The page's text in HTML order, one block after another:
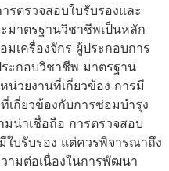
รตรวจสอบใบรับรองและ
มาตรฐานวิชาชีพเป็นหลัก
เครื่องจักร ผู้ประกอบการ
ะกอบวิชาชีพ มาตรฐาน
วยงานที่เกี่ยวข้อง การมี
เกี่ยวข้องกับการซ่อมบำรุง
น่าเชื่อถือ การตรวจสอบ
ใบรับรอง แต่ควรพิจารณาถึง
มต่อเนื่องในการพัฒนา